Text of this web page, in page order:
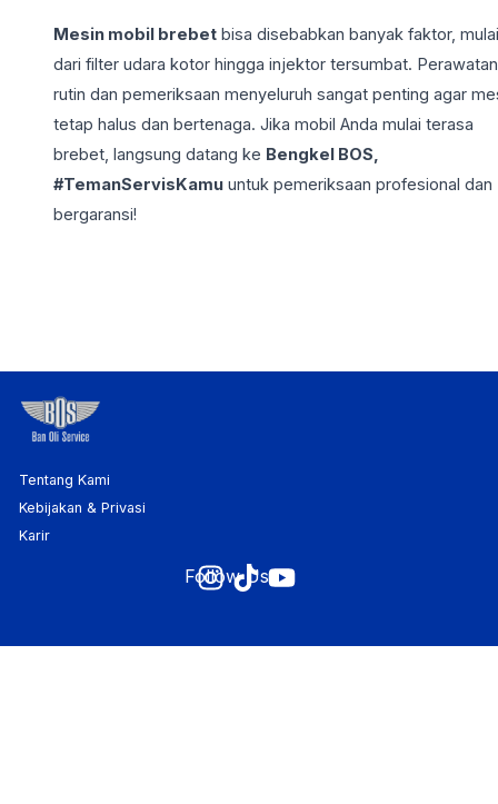
Mesin mobil brebetbisa disebabkan banyak faktor, mulai
dari filter udara kotor hingga injektor tersumbat. Perawatan
rutin dan pemeriksaan menyeluruh sangat penting agar
tetap halus dan bertenaga. Jika mobil Anda mulai terasa
brebet, langsung datang ke Bengkel BOS,
#TemanServisKamuuntuk pemeriksaan profesional dan
bergaransi!
Tentang Kami
Kebijakan & Privasi
Karir
Follow Us